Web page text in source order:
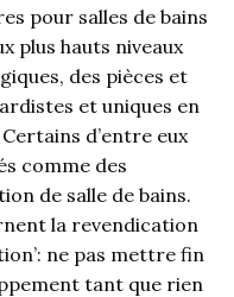
pour salles de bains
plus hauts niveaux
des pièces et
et uniques en
d’entre eux
comme des
de salle de bains.
la revendication
ne pas mettre fin
tant que rien